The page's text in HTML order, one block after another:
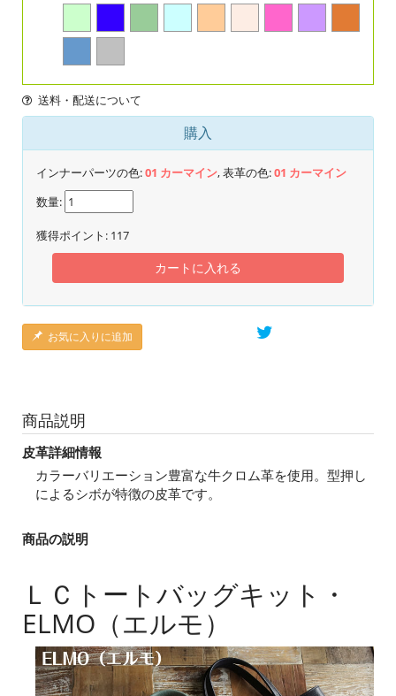
送料・配送について
購入
インナーパーツの色:01 カーマイン, 表革の色:01 カーマイン
数量:
獲得ポイント: 117
カートに入れる
お気に入りに追加
商品説明
皮革詳細情報
カラーバリエーション豊富な牛クロム革を使用。型押し
によるシボが特徴の皮革です。
商品の説明
ＬＣトートバッグキット・
ELMO（エルモ）